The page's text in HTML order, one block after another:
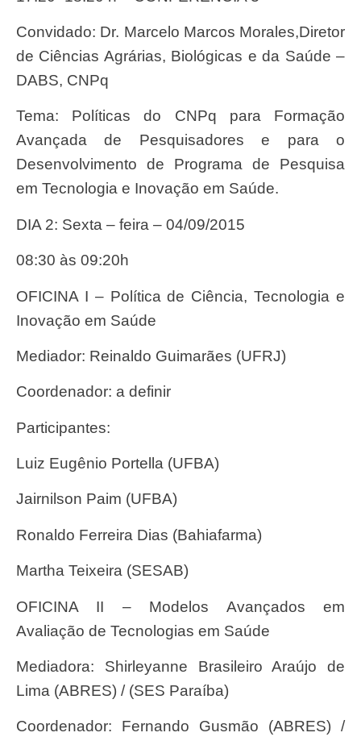
Convidado: Dr. Marcelo Marcos Morales,Diretor
de Ciências Agrárias, Biológicas e da Saúde –
DABS, CNPq
Tema: Políticas do CNPq para Formação
Avançada de Pesquisadores e para o
Desenvolvimento de Programa de Pesquisa
em Tecnologia e Inovação em Saúde.
DIA 2: Sexta – feira – 04/09/2015
08:30 às 09:20h
OFICINA I – Política de Ciência, Tecnologia e
Inovação em Saúde
Mediador: Reinaldo Guimarães (UFRJ)
Coordenador: a definir
Participantes:
Luiz Eugênio Portella (UFBA)
Jairnilson Paim (UFBA)
Ronaldo Ferreira Dias (Bahiafarma)
Martha Teixeira (SESAB)
OFICINA II – Modelos Avançados em
Avaliação de Tecnologias em Saúde
Mediadora: Shirleyanne Brasileiro Araújo de
Lima (ABRES) / (SES Paraíba)
Coordenador: Fernando Gusmão (ABRES) /